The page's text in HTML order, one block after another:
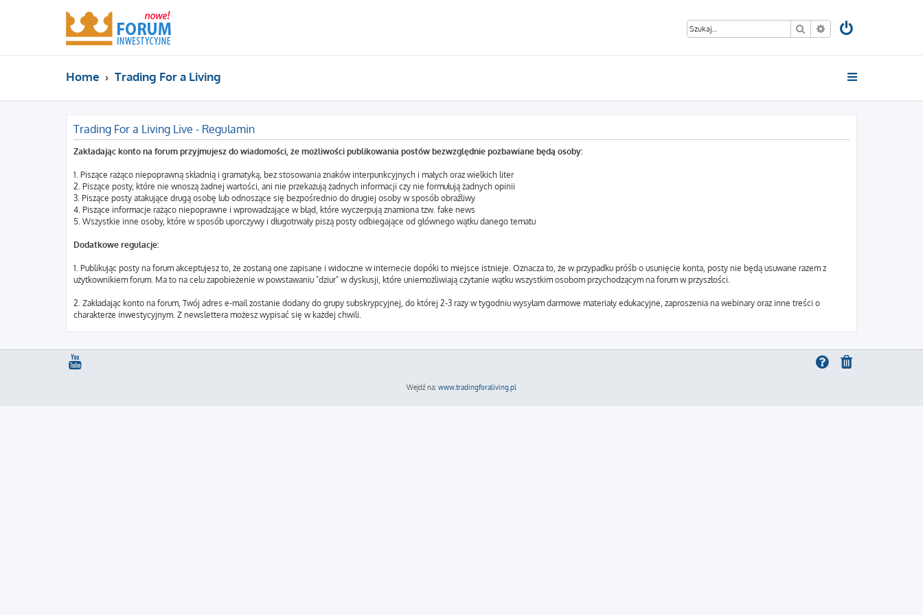
Szukaj Wyszukiwanie
Home Trading For a Living
Trading For a Living Live - Regulamin
Zakładając konto na forum przyjmujesz do wiadomości, że możliwości publikowania postów bezwzględnie pozbawiane będą osoby:
1. Piszące rażąco niepoprawną składnią i gramatyką, bez stosowania znaków interpunkcyjnych i małych oraz wielkich liter
2. Piszące posty, które nie wnoszą żadnej wartości, ani nie przekazują żadnych informacji czy nie formułują żadnych opinii
3. Piszące posty atakujące drugą osobę lub odnoszące się bezpośrednio do drugiej osoby w sposób obraźliwy
4. Piszące informacje rażąco niepoprawne i wprowadzające w błąd, które wyczerpują znamiona tzw. fake news
5. Wszystkie inne osoby, które w sposób uporczywy i długotrwały piszą posty odbiegające od głównego wątku danego tematu
Dodatkowe regulacje:
1. Publikując posty na forum akceptujesz to, że zostaną one zapisane i widoczne w internecie dopóki to miejsce istnieje. Oznacza to, że w przypadku próśb o usunięcie konta, posty nie będą usuwane razem z
użytkownikiem forum. Ma to na celu zapobieżenie w powstawaniu "dziur" w dyskusji, które uniemożliwiają czytanie wątku wszystkim osobom przychodzącym na forum w przyszłości.
2. Zakładając konto na forum, Twój adres e-mail zostanie dodany do grupy subskrypcyjnej, do której 2-3 razy w tygodniu wysyłam darmowe materiały edukacyjne, zaproszenia na webinary oraz inne treści o
charakterze inwestycyjnym. Z newslettera możesz wypisać się w każdej chwili.
Wejdź na: www.tradingforaliving.pl